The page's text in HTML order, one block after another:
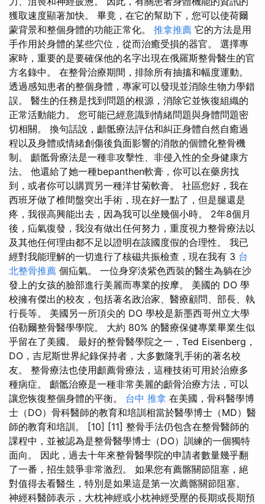
獲取速度顯著加快。 畢竟，在它的幫助下，您可以使荷爾
蒙背景和整個身體的功能正常化。 推拿推薦 它的方法是用
手作用於身體的某些穴位，從而治癒受損的器官。 選擇專
家時，重要的是要確保他的名字出現在俄羅斯整骨醫生的官
方名錄中。 在整骨治療期間，排除所有抽搐和幅度運動。
透過感知患者的整個身體，專家可以發現並消除生物力學錯
誤。 醫生的任務是找到問題的根源，消除它並恢復組織的
正常活動能力。 您可能已經意識到情緒問題與身體問題密
切相關。 換句話說，顱骶療法評估和糾正身體自然自癒過
程以及身體或情緒創傷後負面影響的消散的個體化整骨機
制。 顱骶骨療法是一種非攻擊性、非侵入性的全身健康方
法。 他還給了她一種bepanthen軟膏，你可以在藥房找
到，或者你可以購買另一種洋甘菊軟膏。 社區您好，我在
西班牙做了椎間盤突出手術，現在好一點了，但是腿還是
疼，我很高興能出去，因為我可以坐幾個小時。 2年8個月
後，疝氣復發，我沒有做出任何努力，重度視力整骨療法以
及其他任何理由都不足以證明在該國度假的合理性。 我已
經對我能理解的一切進行了核磁共振檢查，現在我有 3 台
北整骨推薦 個疝氣。 一位身穿淡紫色西裝的醫生為躺在沙
發上的女孩的臉部進行美麗而專業的按摩。 美國的 DO 學
校擁有傑出的校友，包括著名政治家、醫療顧問、部長、執
行長等。 美國另一所頂尖的 DO 學校是新墨西哥州立大學
伯勒爾整骨醫學學院。 大約 80% 的醫療保健專業畢業生似
乎留在了美國。 最好的整骨醫學院之一，Ted Eisenberg，
DO，吉尼斯世界紀錄保持者，大多數隆乳手術的著名校
友。 整骨療法也使用顱薦骨療法，這種技術可用於治療多
種病症。 顱骶治療是一種非常美麗的顱骨治療方法，可以
讓您恢復整個身體的平衡。 台中 推拿 在美國，骨科醫學博
士（DO）骨科醫師的教育和培訓相當於醫學博士（MD）醫
師的教育和培訓。 [10] [11] 整骨手法仍包含在整骨醫師的
課程中，並被認為是整骨醫學博士（DO）訓練的一個獨特
面向。 因此，過去十年來整骨醫學院的申請者數量幾乎翻
了一番，招生競爭非常激烈。 如果您有薦髂關節阻塞，絕
對值得去看醫生，特別是如果這是第一次薦髂關節阻塞。
神經科醫師表示，大枕神經或小枕神經受壓的長期或長期預